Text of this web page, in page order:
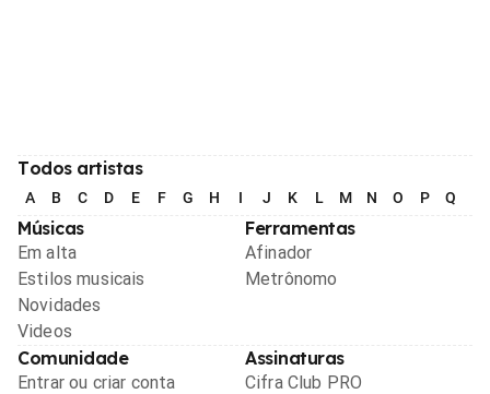
Todos artistas
A B C D E F G H I J K L M N O P Q
Músicas
Em alta
Estilos musicais
Novidades
Videos
Ferramentas
Afinador
Metrônomo
Comunidade
Entrar ou criar conta
Assinaturas
Cifra Club PRO